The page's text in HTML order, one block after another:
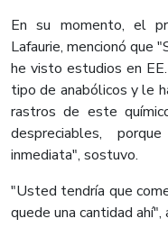
En su momento, el
Lafaurie, mencionó que
he visto estudios en
tipo de anabólicos y le
rastros de este
despreciables,
inmediata", sostuvo.
"Usted tendría que
quede una cantidad ahí",